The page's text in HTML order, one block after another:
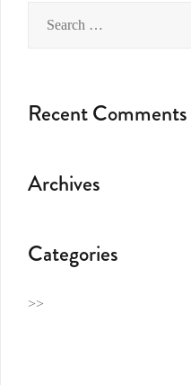
Recent Comments
Archives
Categories